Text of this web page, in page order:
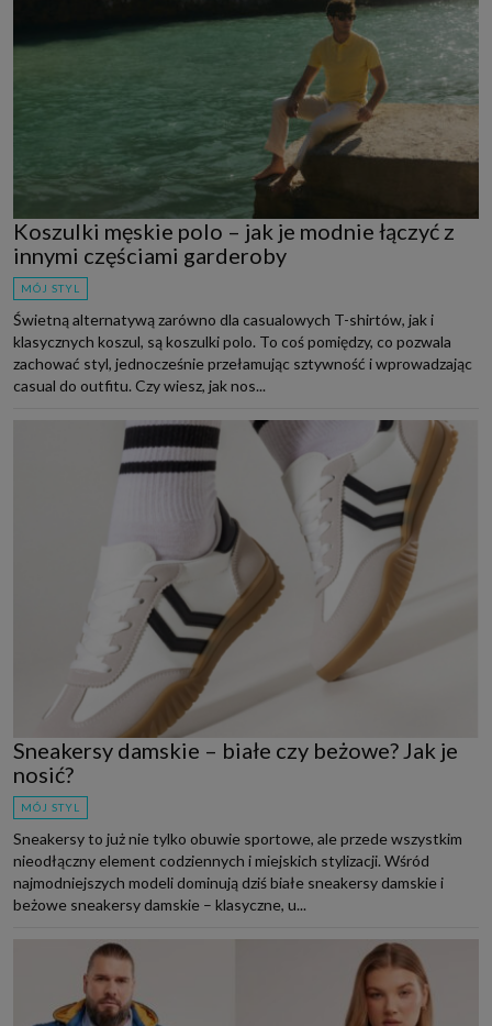
Koszulki męskie polo – jak je modnie łączyć z
innymi częściami garderoby
MÓJ STYL
Świetną alternatywą zarówno dla casualowych T-shirtów, jak i
klasycznych koszul, są koszulki polo. To coś pomiędzy, co pozwala
zachować styl, jednocześnie przełamując sztywność i wprowadzając
casual do outfitu. Czy wiesz, jak nos...
Sneakersy damskie – białe czy beżowe? Jak je
nosić?
MÓJ STYL
Sneakersy to już nie tylko obuwie sportowe, ale przede wszystkim
nieodłączny element codziennych i miejskich stylizacji. Wśród
najmodniejszych modeli dominują dziś białe sneakersy damskie i
beżowe sneakersy damskie – klasyczne, u...